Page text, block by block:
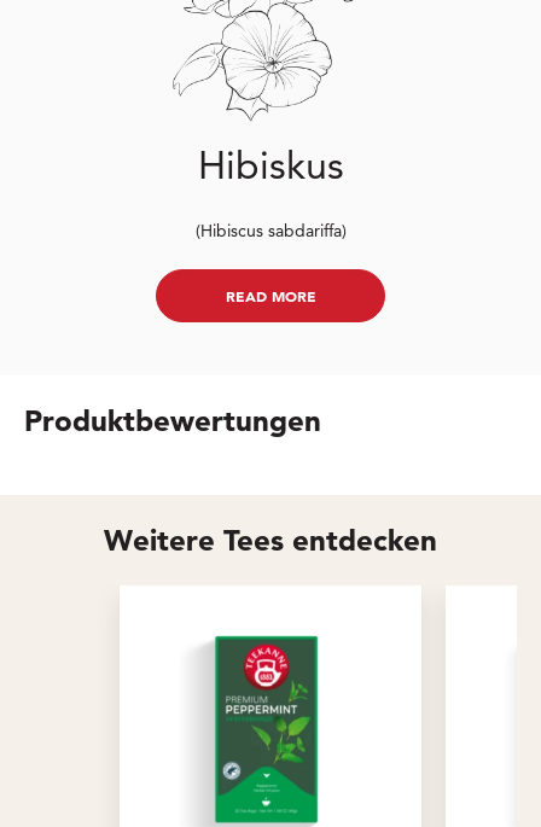
Hibiskus
(Hibiscus sabdariffa)
READ MORE
Produktbewertungen
Weitere Tees entdecken